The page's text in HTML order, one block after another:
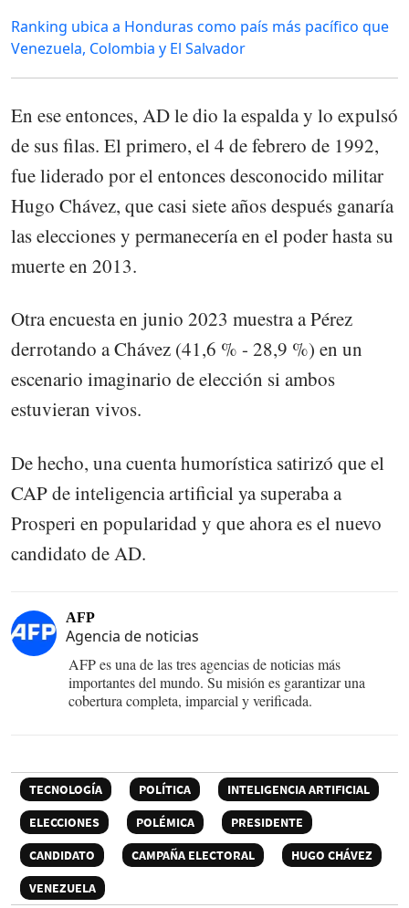
Ranking ubica a Honduras como país más pacífico que
Venezuela, Colombia y El Salvador
En ese entonces, AD le dio la espalda y lo expulsó
de sus filas. El primero, el 4 de febrero de 1992,
fue liderado por el entonces desconocido militar
Hugo Chávez, que casi siete años después ganaría
las elecciones y permanecería en el poder hasta su
muerte en 2013.
Otra encuesta en junio 2023 muestra a Pérez
derrotando a Chávez (41,6 % - 28,9 %) en un
escenario imaginario de elección si ambos
estuvieran vivos.
De hecho, una cuenta humorística satirizó que el
CAP de inteligencia artificial ya superaba a
Prosperi en popularidad y que ahora es el nuevo
candidato de AD.
AFP
Agencia de noticias
AFP es una de las tres agencias de noticias más
importantes del mundo. Su misión es garantizar una
cobertura completa, imparcial y verificada.
TECNOLOGÍA POLÍTICA
INTELIGENCIA ARTIFICIAL
ELECCIONES
POLÉMICA
PRESIDENTE
CANDIDATO
CAMPAÑA ELECTORAL
HUGO CHÁVEZ
VENEZUELA